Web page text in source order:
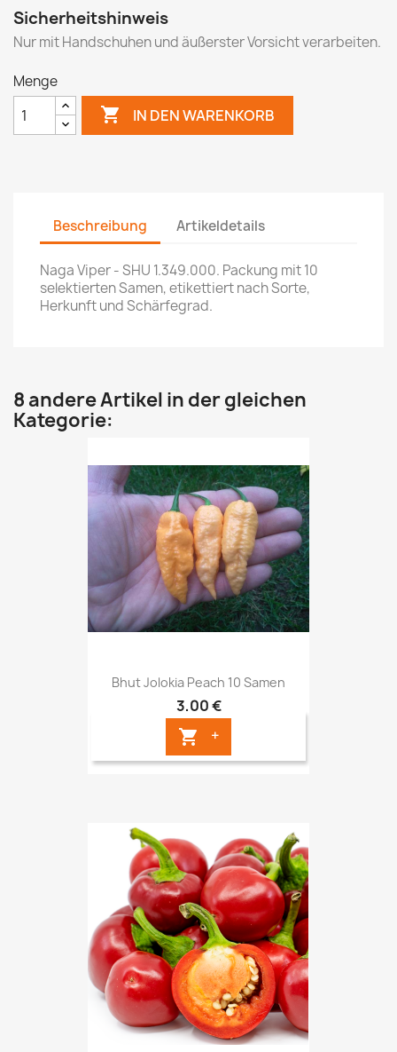
Sicherheitshinweis
Nur mit Handschuhen und äußerster Vorsicht verarbeiten.
Menge
 IN DEN WARENKORB
Beschreibung Artikeldetails
Naga Viper - SHU 1.349.000. Packung mit 10
selektierten Samen, etikettiert nach Sorte,
Herkunft und Schärfegrad.
8 andere Artikel in der gleichen
Kategorie:
Bhut Jolokia Peach 10 Samen
3,00 €
 +